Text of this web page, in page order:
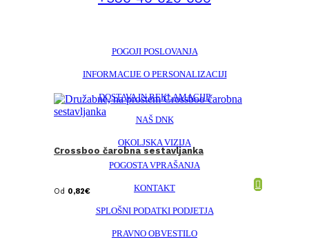
Crossboo čarobna sestavljanka
Od 0,82€
POGOJI POSLOVANJA
INFORMACIJE O PERSONALIZACIJI
DOSTAVA IN REKLAMACIJE
NAŠ DNK
OKOLJSKA VIZIJA
POGOSTA VPRAŠANJA
KONTAKT
SPLOŠNI PODATKI PODJETJA
PRAVNO OBVESTILO